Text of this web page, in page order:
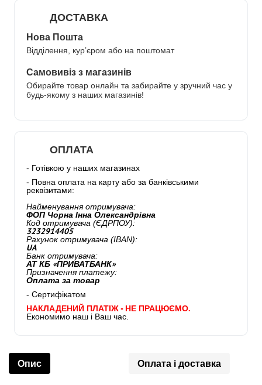
ДОСТАВКА
Нова Пошта
Відділення, кур’єром або на поштомат
Самовивіз з магазинів
Обирайте товар онлайн та забирайте у зручний час у
будь-якому з наших магазинів!
ОПЛАТА
- Готівкою у наших магазинах
- Повна оплата на карту або за банківськими
реквізитами:
Найменування отримувача:
ФОП Чорна Інна Олександрівна
Код отримувача (ЄДРПОУ):
3232914405
Рахунок отримувача (IBAN):
UA
Банк отримувача:
АТ КБ «ПРИВАТБАНК»
Призначення платежу:
Оплата за товар
- Сертифікатом
НАКЛАДЕНИЙ ПЛАТІЖ - НЕ ПРАЦЮЄМО.
Економимо наш і Ваш час.
Опис Оплата і доставка